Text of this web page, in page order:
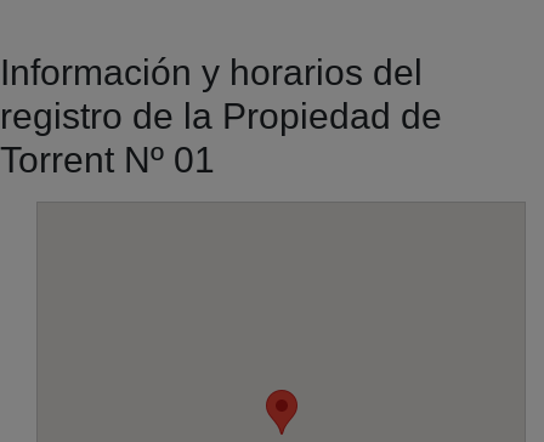
Información y horarios del
registro de la Propiedad de
Torrent Nº 01